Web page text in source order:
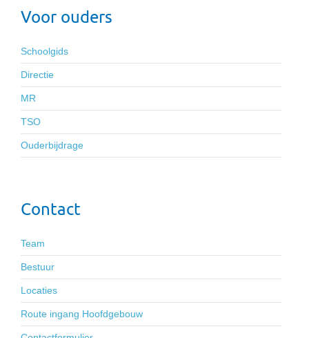
Contact
© 2021 Katholieke Montessorischool Bussum | Alle rechten